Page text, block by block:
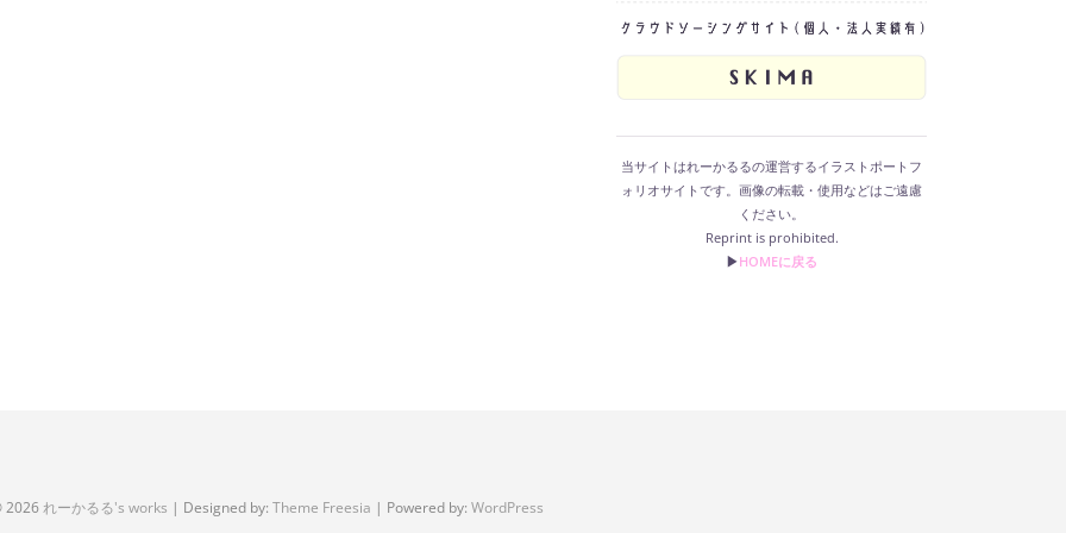
当サイトはれーかるるの運営するイラストポートフ
ォリオサイトです。画像の転載・使用などはご遠慮
ください。
Reprint is prohibited.
▶︎HOMEに戻る
2026れーかるる's works | Designed by: Theme Freesia | Powered by: WordPress